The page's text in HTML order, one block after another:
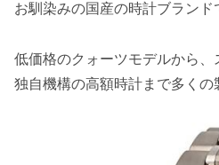
お馴染みの国産の時計ブランド
低価格のクォーツモデルから、
独自機構の高額時計まで多くの